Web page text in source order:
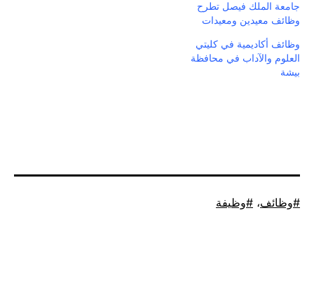
جامعة الملك فيصل تطرح
وظائف معيدين ومعيدات
وظائف أكاديمية في كليتي
العلوم والآداب في محافظة
بيشة
موسوم
وظائف، وظيفة